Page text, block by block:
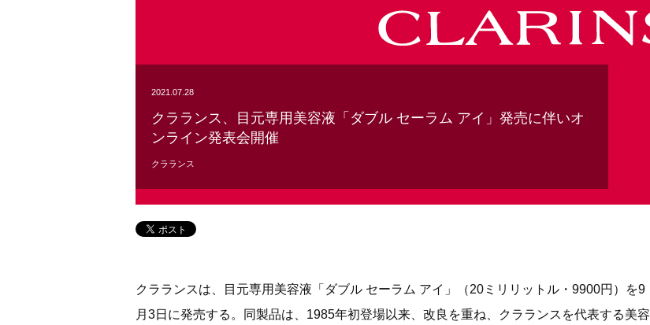
2021.07.28
クラランス、目元専用美容液「ダブル セーラム アイ」発売に伴いオ
ンライン発表会開催
クラランス
クラランスは、目元専用美容液「ダブル セーラム アイ」（20ミリリットル・9900円）を9
月3日に発売する。同製品は、1985年初登場以来、改良を重ね、クラランスを代表する美容